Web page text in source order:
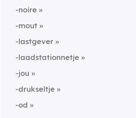
-noire
-mout
-lastgever
-laadstationnetje
-jou
-drukseltje
-od